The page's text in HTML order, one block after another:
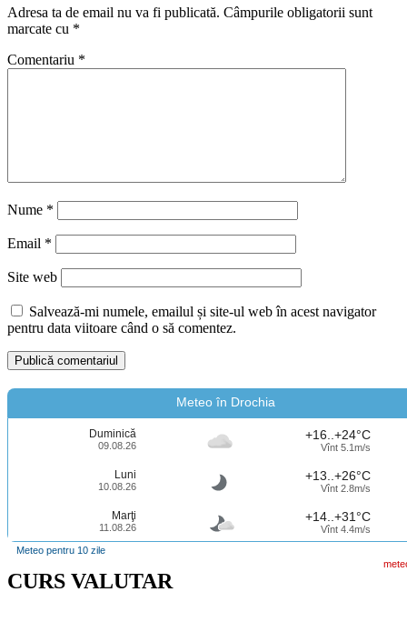
Adresa ta de email nu va fi publicată. Câmpurile obligatorii sunt
marcate cu *
Comentariu *
Nume *
Email *
Site web
Salvează-mi numele, emailul și site-ul web în acest navigator
pentru data viitoare când o să comentez.
Meteo în Drochia
Duminică
09.08.26
+16..+24°C
Vînt 5.1m/s
Luni
10.08.26
+13..+26°C
Vînt 2.8m/s
Marţi
11.08.26
+14..+31°C
Vînt 4.4m/s
Meteo pentru 10 zile
CURS VALUTAR